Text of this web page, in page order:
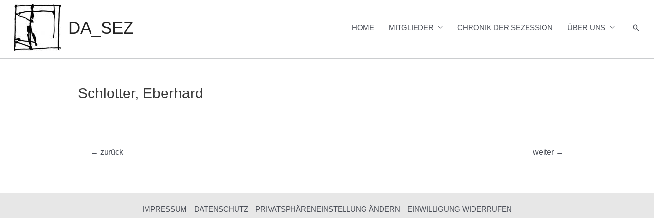
Inhalt
springen
DA_SEZ HOME MITGLIEDER CHRONIK DER SEZESSION ÜBER UNS
Schlotter, Eberhard
Beitragsnavigation
← zurück weiter →
IMPRESSUM DATENSCHUTZ PRIVATSPHÄRENEINSTELLUNG ÄNDERN EINWILLIGUNG WIDERRUFEN